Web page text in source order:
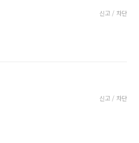
신고 / 차단
신고 / 차단